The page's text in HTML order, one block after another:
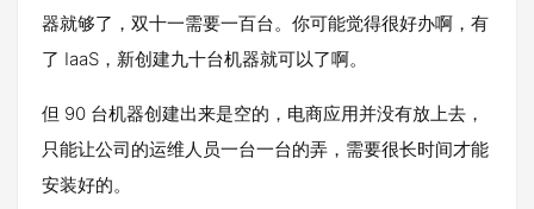
器就够了，双十一需要一百台。你可能觉得很好办啊，有
了 IaaS，新创建九十台机器就可以了啊。
但 90 台机器创建出来是空的，电商应用并没有放上去，
只能让公司的运维人员一台一台的弄，需要很长时间才能
安装好的。